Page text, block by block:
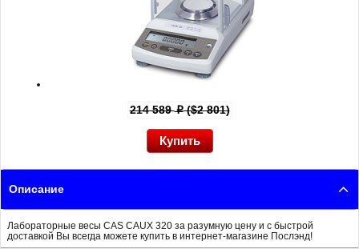
214 589p($2 801)
Описание
Лабораторные весы CAS CAUX 320 за разумную цену и с быстрой
доставкой Вы всегда можете купить в интернет-магазине Послэнд!